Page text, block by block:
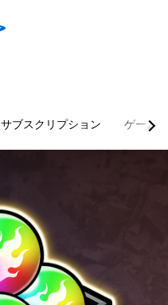
サブスクリプション ゲーム